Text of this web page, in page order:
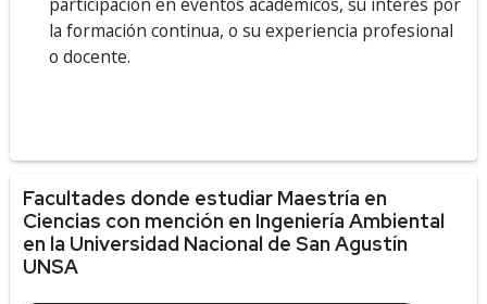
la formación continua, o su experiencia profesional
o docente.
Facultades donde estudiar Maestría en
Ciencias con mención en Ingeniería Ambiental
en la Universidad Nacional de San Agustín
UNSA